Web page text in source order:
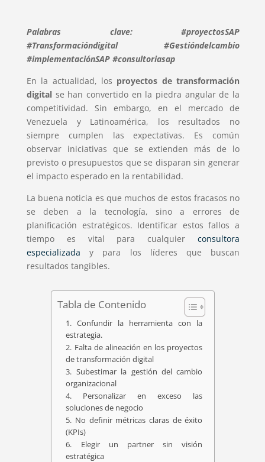
Palabras clave: #proyectosSAP
#Transformacióndigital #Gestióndelcambio
#implementaciónSAP #consultoriasap
En la actualidad, los proyectos de transformación
digital se han convertido en la piedra angular de la
competitividad. Sin embargo, en el mercado de
Venezuela y Latinoamérica, los resultados no
siempre cumplen las expectativas. Es común
observar iniciativas que se extienden más de lo
previsto o presupuestos que se disparan sin generar
el impacto esperado en la rentabilidad.
La buena noticia es que muchos de estos fracasos no
se deben a la tecnología, sino a errores de
planificación estratégicos. Identificar estos fallos a
tiempo es vital para cualquier consultora
especializada y para los líderes que buscan
resultados tangibles.
Tabla de Contenido
1. Confundir la herramienta con la
estrategia.
2. Falta de alineación en los proyectos
de transformación digital
3. Subestimar la gestión del cambio
organizacional
4. Personalizar en exceso las
soluciones de negocio
5. No definir métricas claras de éxito
(KPIs)
6. Elegir un partner sin visión
estratégica